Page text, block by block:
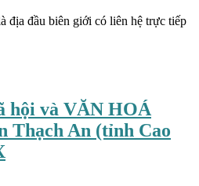
địa đầu biên giới có liên hệ trực tiếp
hội và VĂN HOÁ
Thạch An (tỉnh Cao